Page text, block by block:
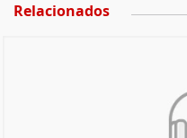
Relacionados